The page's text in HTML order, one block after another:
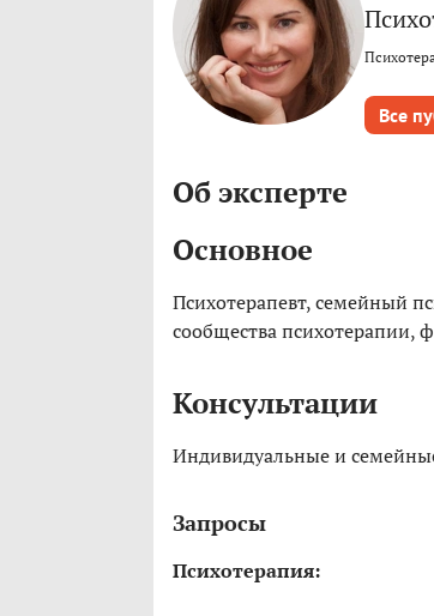
Все
Об эксперте
Основное
Психотерапевт, семейный
сообщества психотерапии,
Консультации
Индивидуальные и
Запросы
Психотерапия: